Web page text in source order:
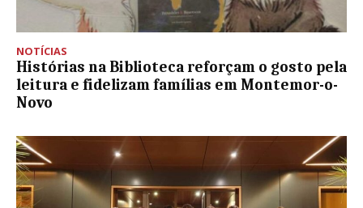
NOTÍCIAS
Histórias na Biblioteca reforçam o gosto pela
leitura e fidelizam famílias em Montemor-o-
Novo